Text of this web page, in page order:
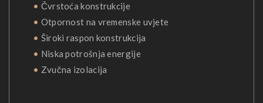
• Čvrstoća konstrukcije
• Otpornost na vremenske uvjete
• Široki raspon konstrukcija
• Niska potrošnja energije
• Zvučna izolacija